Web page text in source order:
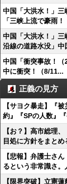
中国「大洪水！」
「三峡上流で豪雨
中国「大洪水！」
沿線の道路水没」中
中国「衝突事故！（
中に衝突！（8/11...
正義の見方
【サヨク暴走】『
約』『SPの人数』
【お？】高市総理
目処に方針をまとめ
【悲報】弁護士さ
るという非常識さ。
【限界突破】立憲